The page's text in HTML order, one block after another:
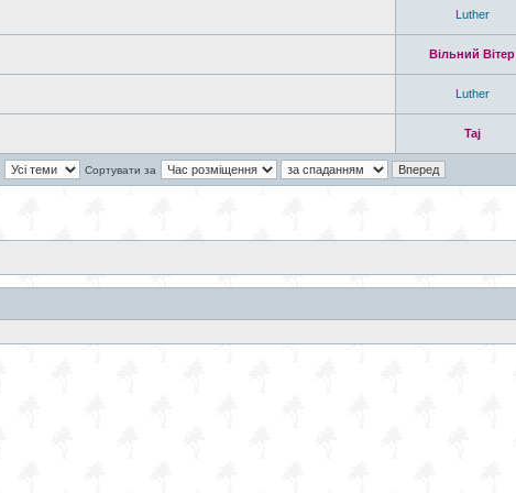
Luther
Вільний Вітер
Luther
Taj
Сортувати за